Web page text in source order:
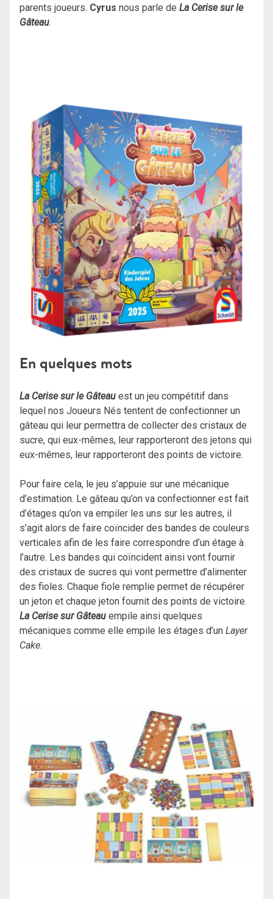
parents joueurs. Cyrus nous parle de La Cerise sur le
Gâteau.
En quelques mots
La Cerise sur le Gâteau est un jeu compétitif dans
lequel nos Joueurs Nés tentent de confectionner un
gâteau qui leur permettra de collecter des cristaux de
sucre, qui eux-mêmes, leur rapporteront des jetons qui
eux-mêmes, leur rapporteront des points de victoire.
Pour faire cela, le jeu s’appuie sur une mécanique
d’estimation. Le gâteau qu’on va confectionner est fait
d’étages qu’on va empiler les uns sur les autres, il
s’agit alors de faire coïncider des bandes de couleurs
verticales afin de les faire correspondre d’un étage à
l’autre. Les bandes qui coïncident ainsi vont fournir
des cristaux de sucres qui vont permettre d’alimenter
des fioles. Chaque fiole remplie permet de récupérer
un jeton et chaque jeton fournit des points de victoire.
La Cerise sur Gâteau empile ainsi quelques
mécaniques comme elle empile les étages d’un Layer
Cake.